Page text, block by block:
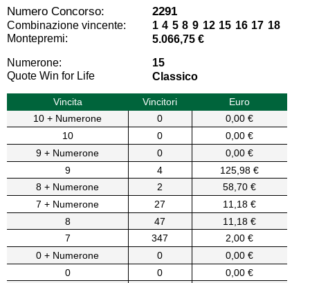
Numero Concorso: 2291
Combinazione vincente:
1 4 5 8 9 12 15 16 17 18
Montepremi:
5.066,75 €
Numerone:
15
Quote Win for Life
Classico
Vincita Vincitori
Euro
10 + Numerone
0
0,00 €
10
0
0,00 €
9 + Numerone
0
0,00 €
9
4
125,98 €
8 + Numerone
2
58,70 €
7 + Numerone
27
11,18 €
8
47
11,18 €
7
347
2,00 €
0 + Numerone
0
0,00 €
0
0
0,00 €